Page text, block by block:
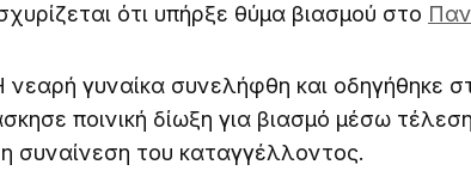
ότι υπήρξε θύμα βιασμού στο
νεαρή γυναίκα συνελήφθη και οδηγήθηκε
ποινική δίωξη για βιασμό μέσω
συναίνεση του καταγγέλλοντος.